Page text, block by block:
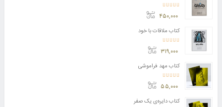
4.11 از 5 ۴۵۰,۰۰۰
کتاب ملاقات با خود
امتیاز3.50 از 5 ۳۱۹,۰۰۰
کتاب مهد فراموشی
5.00 از 5 ۵۵,۰۰۰
کتاب دایره‌ی یک صفر